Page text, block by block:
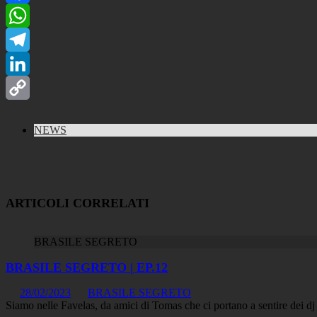
Facebook
WhatsApp
Telegram
LinkedIn
Link NEWS
ARTICOLI CORRELATI
BRASILE SEGRETO
BRASILE SEGRETO | EP.12
28/02/2023
BRASILE SEGRETO
Siamo nelle Favelas, da amici di Tomas che ci portano a sentire dei